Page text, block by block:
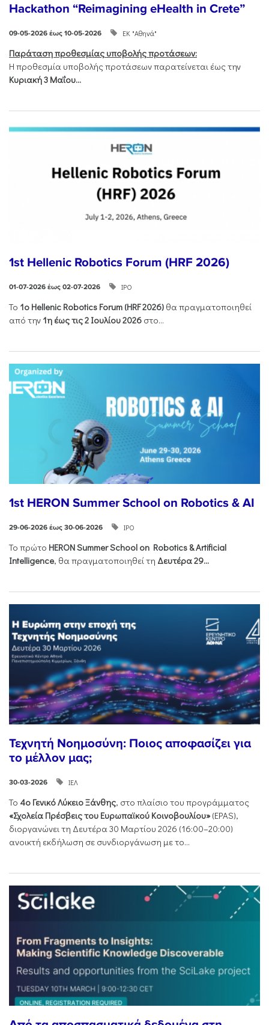
Hackathon “Reimagining eHealth in Crete”
09-05-2026 έως 10-05-2026 ΕΚ "Αθηνά"
Παράταση προθεσμίας υποβολής προτάσεων:
Η προθεσμία υποβολής προτάσεων παρατείνεται έως την
Κυριακή 3 Μαΐου...
1st Hellenic Robotics Forum (HRF 2026)
01-07-2026 έως 02-07-2026 ΙΡΟ
Το 1ο Hellenic Robotics Forum (HRF2026) θα πραγματοποιηθεί
από την 1η έως τις 2 Ιουλίου 2026 στο...
1st HERON Summer School on Robotics & AI
29-06-2026 έως 30-06-2026 ΙΡΟ
Το πρώτο HERONSummerSchool on Robotics &Artificial
Intelligence, θα πραγματοποιηθεί τη Δευτέρα 29...
Τεχνητή Νοημοσύνη: Ποιος αποφασίζει για
το μέλλον μας;
30-03-2026 ΙΕΛ
Το 4ο Γενικό Λύκειο Ξάνθης, στο πλαίσιο του προγράμματος
«Σχολεία Πρέσβεις του Ευρωπαϊκού Κοινοβουλίου»(EPAS),
διοργανώνει τη Δευτέρα 30 Μαρτίου 2026 (16:00–20:00)
ανοικτή εκδήλωση σε συνδιοργάνωση με το...